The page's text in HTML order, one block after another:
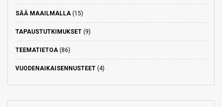
SÄÄ MAAILMALLA (15)
TAPAUSTUTKIMUKSET (9)
TEEMATIETOA (86)
VUODENAIKAISENNUSTEET (4)